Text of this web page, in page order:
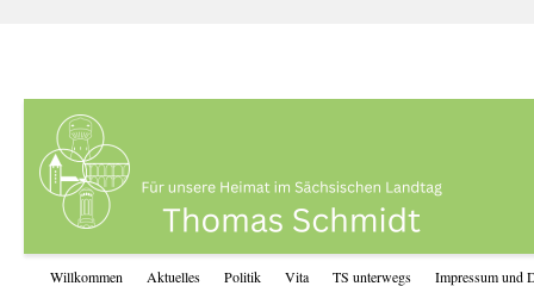
Willkommen Aktuelles Politik Vita TS unterwegs Impressum und